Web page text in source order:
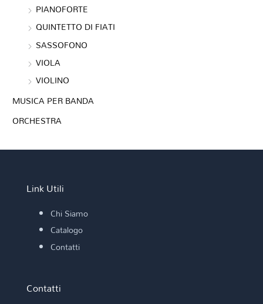
PIANOFORTE
QUINTETTO DI FIATI
SASSOFONO
VIOLA
VIOLINO
MUSICA PER BANDA
ORCHESTRA
Link Utili
Chi Siamo
Catalogo
Contatti
Contatti